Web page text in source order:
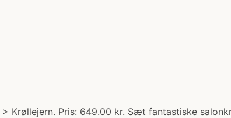
Krøllejern. Pris: 649.00 kr. Sæt fantastiske